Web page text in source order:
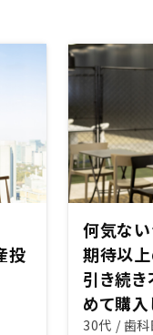
投
何気な
期待以
引き続き
めて購入
30代 / 歯